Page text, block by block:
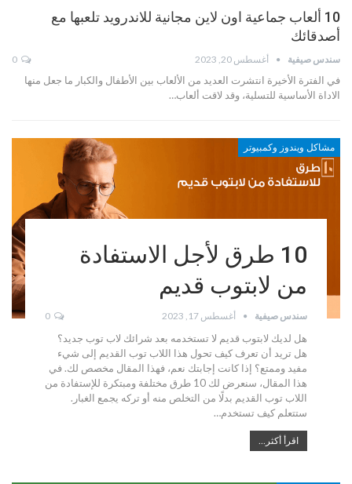
10 ألعاب جماعية اون لاين مجانية للاندرويد تلعبها مع
أصدقائك
سندس صيفية أغسطس 20, 2023
في الفترة الأخيرة انتشرت العديد من الألعاب بين الأطفال والكبار ما جعل منها
الاداة الأساسية للتسلية، وقد لاقت ألعاب…
مشاكل ويندوز وكمبيوتر
10 طرق لأجل الاستفادة
من لابتوب قديم
سندس صيفية أغسطس 17, 2023 0
هل لديك لابتوب قديم لا تستخدمه بعد شرائك لاب توب جديد؟
هل تريد أن تعرف كيف تحول هذا اللاب توب القديم إلى شيء
مفيد وممتع؟ إذا كانت إجابتك نعم، فهذا المقال مخصص لك. في
هذا المقال، سنعرض لك 10 طرق مختلفة ومبتكرة للإستفادة من
اللاب توب القديم بدلًا من التخلص منه أو تركه يجمع الغبار.
ستتعلم كيف تستخدم…
اقرأ أكثر...